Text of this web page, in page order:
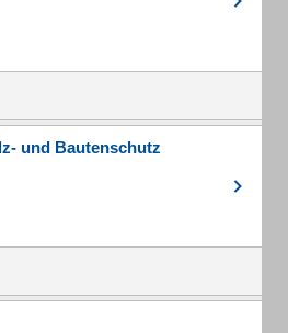
und Bautenschutz